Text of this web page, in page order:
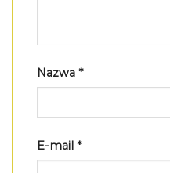
Nazwa *
E-mail *